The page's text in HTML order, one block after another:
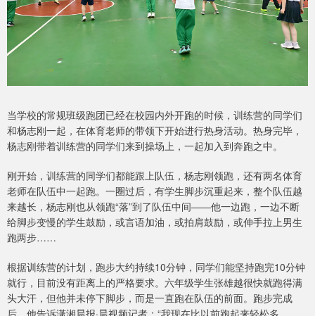
当学校的常规班级跑团已经在校园内外开跑的时候，训练营的同学们
和杨志刚一起，在体育老师的带领下开始进行热身活动。热身完毕，
杨志刚带着训练营的同学们来到操场上，一起加入到奔跑之中。
刚开始，训练营的同学们都能跟上队伍，杨志刚领跑，还有两名体育
老师在队伍中一起跑。一圈过后，有学生脚步沉重起来，整个队伍越
来越长，杨志刚也从领跑“落”到了队伍中间——他一边跑，一边不断
给脚步变慢的学生鼓励，或言语加油，或拍肩鼓励，或伸手拉上男生
跑两步……
根据训练营的计划，跑步大约持续10分钟，同学们能坚持跑完10分钟
就行，目前没有距离上的严格要求。六年级学生张雄越很快就跑得满
头大汗，但他并未停下脚步，而是一直跑在队伍的前面。跑步完成